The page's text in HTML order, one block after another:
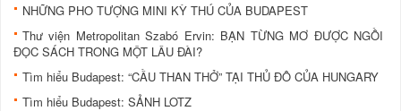
NHỮNG PHO TƯỢNG MINI KỲ THÚ CỦA BUDAPEST
Thư viện Metropolitan Szabó Ervin: BẠN TỪNG MƠ ĐƯỢC NGỒI
ĐỌC SÁCH TRONG MỘT LÂU ĐÀI?
Tìm hiểu Budapest: “CẦU THAN THỞ” TẠI THỦ ĐÔ CỦA HUNGARY
Tìm hiểu Budapest: SẢNH LOTZ